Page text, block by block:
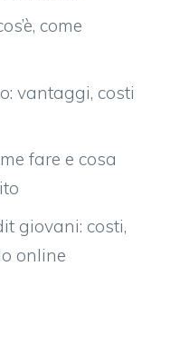
come
vantaggi, costi
fare e cosa
giovani: costi,
online